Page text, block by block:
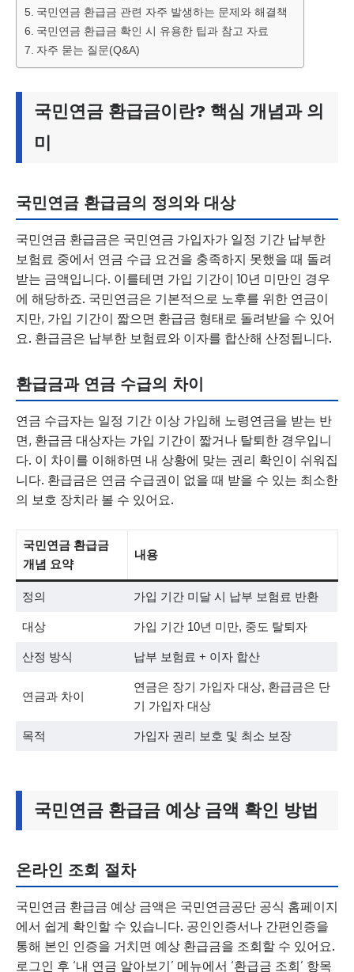
국민연금 환급금 관련 자주 발생하는 문제와 해결책
국민연금 환급금 확인 시 유용한 팁과 참고 자료
자주 묻는 질문(Q&A)
국민연금 환급금이란? 핵심 개념과 의
미
국민연금 환급금의 정의와 대상
국민연금 환급금은 국민연금 가입자가 일정 기간 납부한
보험료 중에서 연금 수급 요건을 충족하지 못했을 때 돌려
받는 금액입니다. 이를테면 가입 기간이 10년 미만인 경우
에 해당하죠. 국민연금은 기본적으로 노후를 위한 연금이
지만, 가입 기간이 짧으면 환급금 형태로 돌려받을 수 있어
요. 환급금은 납부한 보험료와 이자를 합산해 산정됩니다.
환급금과 연금 수급의 차이
연금 수급자는 일정 기간 이상 가입해 노령연금을 받는 반
면, 환급금 대상자는 가입 기간이 짧거나 탈퇴한 경우입니
다. 이 차이를 이해하면 내 상황에 맞는 권리 확인이 쉬워집
니다. 환급금은 연금 수급권이 없을 때 받을 수 있는 최소한
의 보호 장치라 볼 수 있어요.
국민연금 환급금
개념 요약
내용
정의 가입 기간 미달 시 납부 보험료 반환
대상 가입 기간 10년 미만, 중도 탈퇴자
산정 방식 납부 보험료 + 이자 합산
연금과 차이
연금은 장기 가입자 대상, 환급금은 단
기 가입자 대상
목적 가입자 권리 보호 및 최소 보장
국민연금 환급금 예상 금액 확인 방법
온라인 조회 절차
국민연금 환급금 예상 금액은 국민연금공단 공식 홈페이지
에서 쉽게 확인할 수 있습니다. 공인인증서나 간편인증을
통해 본인 인증을 거치면 예상 환급금을 조회할 수 있어요.
로그인 후 ‘내 연금 알아보기’ 메뉴에서 ‘환급금 조회’ 항목